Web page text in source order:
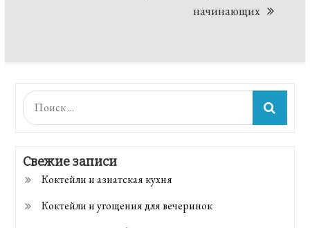
начинающих
Поиск:
Свежие записи
Коктейли и азиатская кухня
Коктейли и угощения для вечеринок